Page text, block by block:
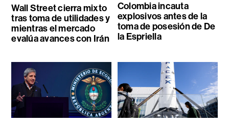
Wall Street cierra mixto
tras toma de utilidades y
mientras el mercado
evalúa avances con Irán
Colombia incauta
explosivos antes de la
toma de posesión de De
la Espriella